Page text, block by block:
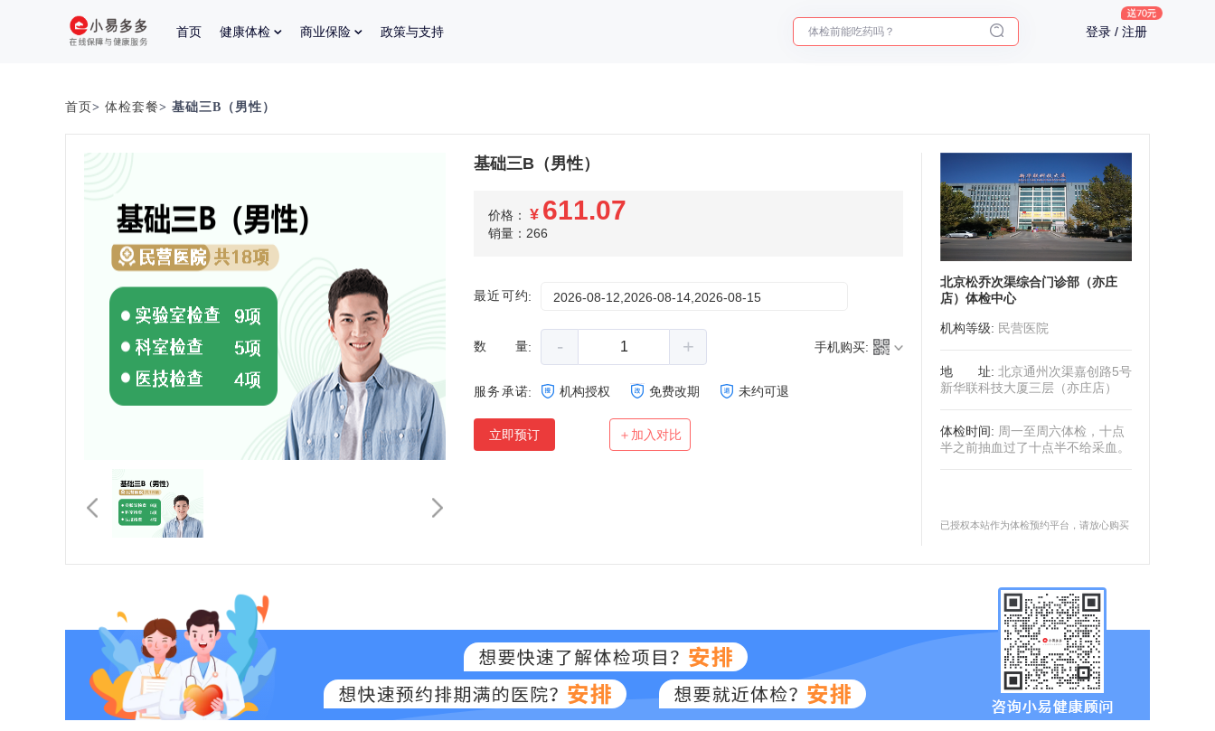
首页 健康体检 商业保险 政策与支持 十大理由告诉你为什么要买保险 登录 / 注册
首页> 体检套餐> 基础三B（男性）
基础三B（男性）
价格： ¥ 611.07
销量：266
最近可约: 2026-08-12,2026-08-14,2026-08-15
数量: - + 手机购买:
服务承诺: 机构授权 免费改期 未约可退
立即预订 ＋加入对比
北京松乔次渠综合门诊部（亦庄
店）体检中心
机构等级: 民营医院
地址: 北京通州次渠嘉创路5号
新华联科技大厦三层（亦庄店）
体检时间: 周一至周六体检，十点
半之前抽血过了十点半不给采血。
已授权本站作为体检预约平台，请放心购买